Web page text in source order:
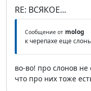
RE: ВСЯКОЕ...
Сообщение от molog
к черепахе еще
во-во! про слонов не
что про них тоже